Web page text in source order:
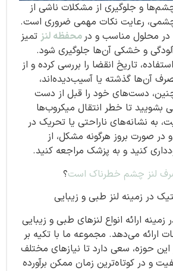
و جلوگیری از مشکلات ناشی از
چشمی، رعایت نکات مهمی ضروری است.
در محلول مناسب و درمحفظه لنز تمیز
آلودگی و خشکی آن‌ها جلوگیری شود.
تاریخ انقضا را بررسی کرده و از
آن‌ها گذشته یا آسیب‌دیده‌اند،
دست‌های خود را قبل از دست
بشویید تا خطر انتقال میکروب‌ها
به نشانه‌های ناراحتی یا تحریک در
صورت بروز هرگونه مشکل، از
کنید و به پزشک مراجعه کنید.
لنز چشم خطرناک است؟
در زمینه لنز طبی و زیبایی
زمینه ارائه انواع لنزهای طبی و زیبایی
ارائه می‌دهد. مجموعه ما با تکیه بر
حوزه، سعی دارد تا نیازهای مختلف
و در کوتاه‌ترین زمان ممکن برآورده